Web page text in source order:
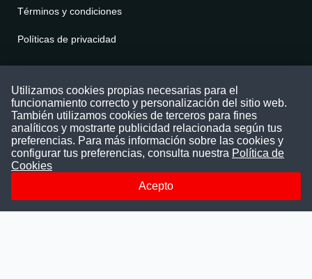
Términos y condiciones
Políticas de privacidad
Puede comunicarse con nosotros a través
nuestras redes sociales o del correo:
contacto@convocatoriasdetrabajo.com
Siguenos en:
Utilizamos cookies propias necesarias para el
funcionamiento correcto y personalización del sitio web.
También utilizamos cookies de terceros para fines
analíticos y mostrarte publicidad relacionada según tus
preferencias. Para más información sobre las cookies y
configurar tus preferencias, consulta nuestra Política de
Cookies
Acepto